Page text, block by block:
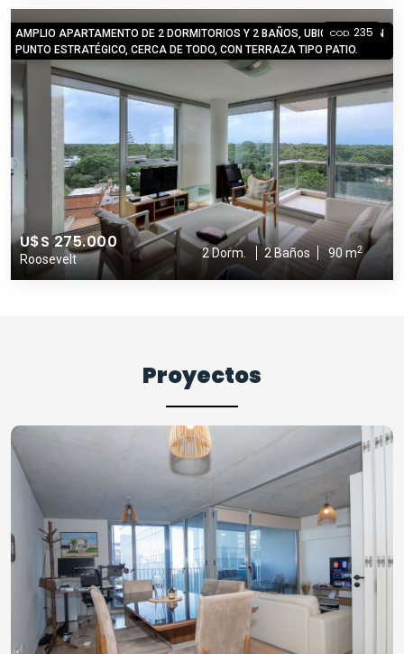
AMPLIO APARTAMENTO DE 2 DORMITORIOS Y 2 BAÑOS, UBICADO EN UN
PUNTO ESTRATÉGICO, CERCA DE TODO, CON TERRAZA TIPO PATIO.
COD. 235
U$S 275.000
Roosevelt 2 Dorm. 2 Baños 90 m2
Proyectos